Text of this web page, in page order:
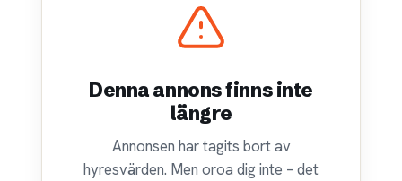
Denna annons finns inte
längre
Annonsen har tagits bort av
hyresvärden. Men oroa dig inte – det